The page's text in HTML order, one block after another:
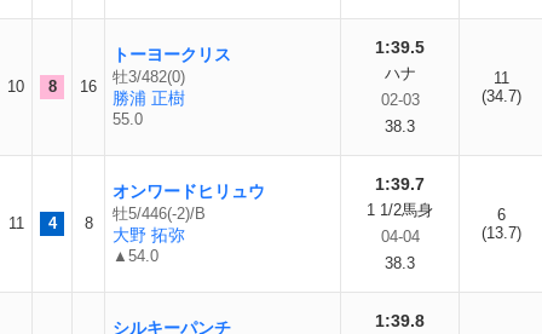
10 8 16
トーヨークリス
牡3/482(0)
勝浦 正樹
55.0
1:39.5
ハナ
02-03
38.3
11
(34.7)
11 4 8
オンワードヒリュウ
牡5/446(-2)/B
大野 拓弥
▲54.0
1:39.7
1 1/2馬身
04-04
38.3
6
(13.7)
シルキーパンチ 1:39.8